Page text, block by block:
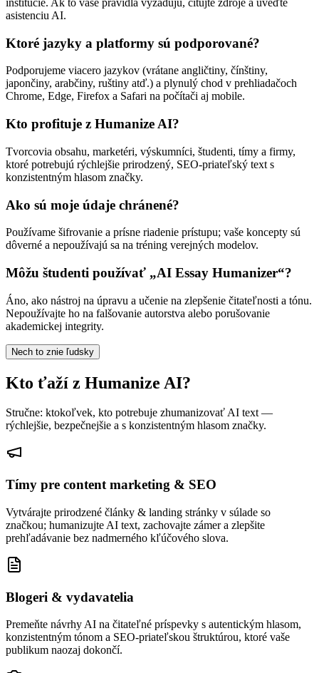
inštitúcie. Ak to vaše pravidlá vyžadujú, citujte zdroje a uveďte
asistenciu AI.
Ktoré jazyky a platformy sú podporované?
Podporujeme viacero jazykov (vrátane angličtiny, čínštiny,
japončiny, arabčiny, ruštiny atď.) a plynulý chod v prehliadačoch
Chrome, Edge, Firefox a Safari na počítači aj mobile.
Kto profituje z Humanize AI?
Tvorcovia obsahu, marketéri, výskumníci, študenti, tímy a firmy,
ktoré potrebujú rýchlejšie prirodzený, SEO-priateľský text s
konzistentným hlasom značky.
Ako sú moje údaje chránené?
Používame šifrovanie a prísne riadenie prístupu; vaše koncepty sú
dôverné a nepoužívajú sa na tréning verejných modelov.
Môžu študenti používať „AI Essay Humanizer“?
Áno, ako nástroj na úpravu a učenie na zlepšenie čitateľnosti a tónu.
Nepoužívajte ho na falšovanie autorstva alebo porušovanie
akademickej integrity.
Nech to znie ľudsky
Kto ťaží z Humanize AI?
Stručne: ktokoľvek, kto potrebuje zhumanizovať AI text —
rýchlejšie, bezpečnejšie a s konzistentným hlasom značky.
Tímy pre content marketing & SEO
Vytvárajte prirodzené články & landing stránky v súlade so
značkou; humanizujte AI text, zachovajte zámer a zlepšite
prehľadávanie bez nadmerného kľúčového slova.
Blogeri & vydavatelia
Premeňte návrhy AI na čitateľné príspevky s autentickým hlasom,
konzistentným tónom a SEO-priateľskou štruktúrou, ktoré vaše
publikum naozaj dokončí.